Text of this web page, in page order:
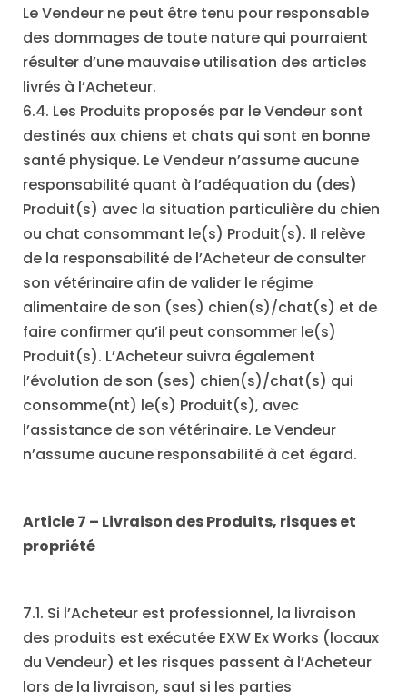
Le Vendeur ne peut être tenu pour responsable
des dommages de toute nature qui pourraient
résulter d’une mauvaise utilisation des articles
livrés à l’Acheteur.
6.4. Les Produits proposés par le Vendeur sont
destinés aux chiens et chats qui sont en bonne
santé physique. Le Vendeur n’assume aucune
responsabilité quant à l’adéquation du (des)
Produit(s) avec la situation particulière du chien
ou chat consommant le(s) Produit(s). Il relève
de la responsabilité de l’Acheteur de consulter
son vétérinaire afin de valider le régime
alimentaire de son (ses) chien(s)/chat(s) et de
faire confirmer qu’il peut consommer le(s)
Produit(s). L’Acheteur suivra également
l’évolution de son (ses) chien(s)/chat(s) qui
consomme(nt) le(s) Produit(s), avec
l’assistance de son vétérinaire. Le Vendeur
n’assume aucune responsabilité à cet égard.
Article 7 – Livraison des Produits, risques et
propriété
7.1. Si l’Acheteur est professionnel, la livraison
des produits est exécutée EXW Ex Works (locaux
du Vendeur) et les risques passent à l’Acheteur
lors de la livraison, sauf si les parties